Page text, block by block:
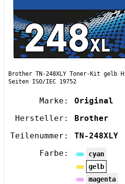
Brother TN-248XLY Toner-Kit gelb
Seiten ISO/IEC 19752
Marke:
Original
Hersteller:
Brother
Teilenummer:
TN-248XLY
Farbe:
cyan
gelb
magenta